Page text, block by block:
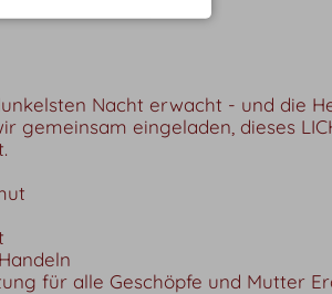
Nacht erwacht - und die
gemeinsam eingeladen, dieses
für alle Geschöpfe und Mutter